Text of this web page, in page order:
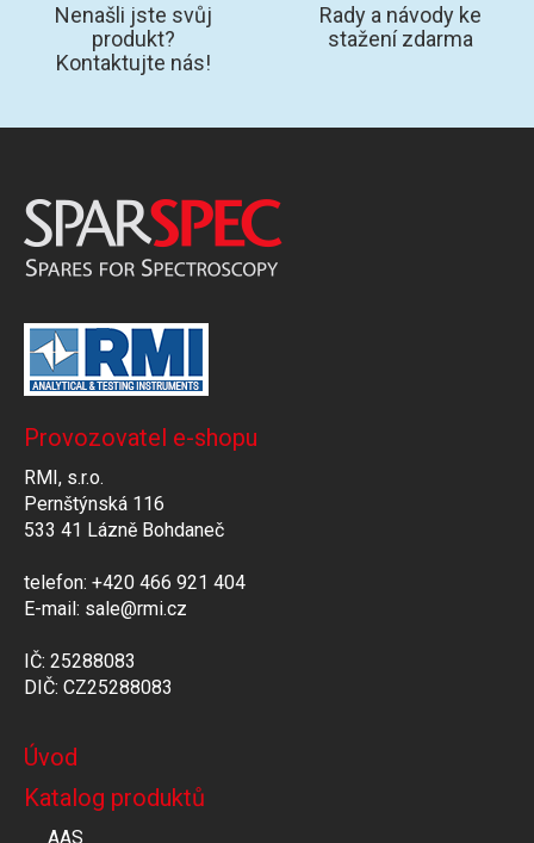
Nenašli jste svůj
produkt?
Kontaktujte nás!
Rady a návody ke
stažení zdarma
Provozovatel e-shopu
RMI, s.r.o.
Pernštýnská 116
533 41 Lázně Bohdaneč
telefon: +420 466 921 404
E-mail: sale@rmi.cz
IČ: 25288083
DIČ: CZ25288083
Úvod
Katalog produktů
AAS